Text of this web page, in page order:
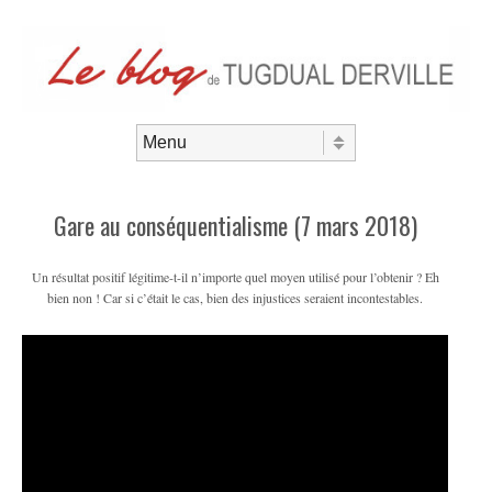
Gare au conséquentialisme (7 mars 2018)
Un résultat positif légitime-t-il n’importe quel moyen utilisé pour l’obtenir ? Eh
bien non ! Car si c’était le cas, bien des injustices seraient incontestables.